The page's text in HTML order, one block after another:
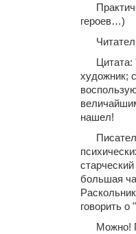
героев…)
Цитата:
художник;
нашел!
большая
говорить
Можно!